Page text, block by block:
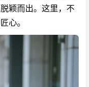
颖而出。这里，不
心。